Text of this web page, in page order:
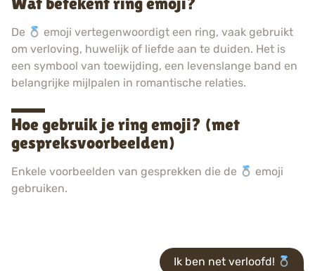
De
emoji vertegenwoordigt een ring, vaak gebruikt
om verloving, huwelijk of liefde aan te duiden. Het is
een symbool van toewijding, een levenslange band en
belangrijke mijlpalen in romantische relaties.
Hoe gebruik je ring emoji? (met
gespreksvoorbeelden)
Enkele voorbeelden van gesprekken die de
emoji
gebruiken.
Ik ben net verloofd!